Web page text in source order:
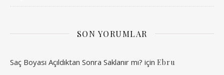
SON YORUMLAR
Saç Boyası Açıldıktan Sonra Saklanır mı? için Ebru